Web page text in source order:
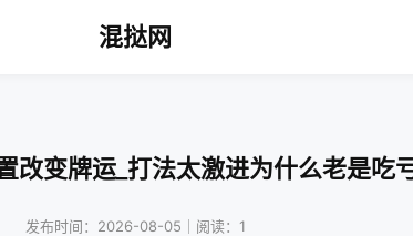
混挞网
改变牌运_打法太激进为什么老是吃
发布时间：2026-08-05｜阅读：1